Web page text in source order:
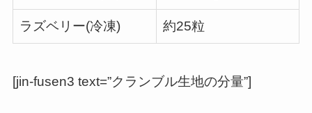
ラズベリー(冷凍) 約25粒
[jin-fusen3 text=”クランブル生地の分量”]